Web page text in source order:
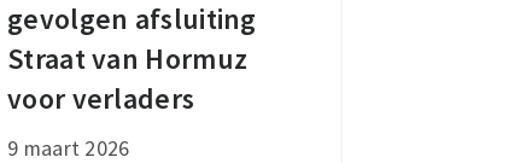
gevolgen afsluiting
Straat van Hormuz
voor verladers
9 maart 2026
over
gevolgen
afsluiting